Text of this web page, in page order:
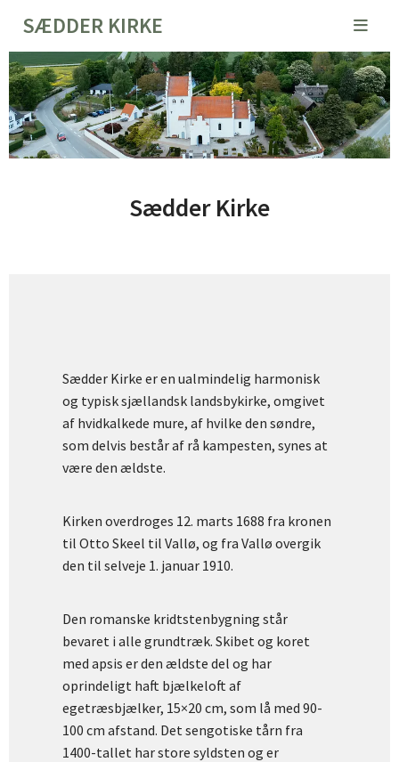
SÆDDER KIRKE
Sædder Kirke
Sædder Kirke er en ualmindelig harmonisk
og typisk sjællandsk landsbykirke, omgivet
af hvidkalkede mure, af hvilke den søndre,
som delvis består af rå kampesten, synes at
være den ældste.
Kirken overdroges 12. marts 1688 fra kronen
til Otto Skeel til Vallø, og fra Vallø overgik
den til selveje 1. januar 1910.
Den romanske kridtstenbygning står
bevaret i alle grundtræk. Skibet og koret
med apsis er den ældste del og har
oprindeligt haft bjælkeloft af
egetræsbjælker, 15×20 cm, som lå med 90-
100 cm afstand. Det sengotiske tårn fra
1400-tallet har store syldsten og er